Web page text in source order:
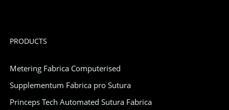
PRODUCTS
Metering Fabrica Computerised
Supplementum Fabrica pro Sutura
Princeps Tech Automated Sutura Fabrica